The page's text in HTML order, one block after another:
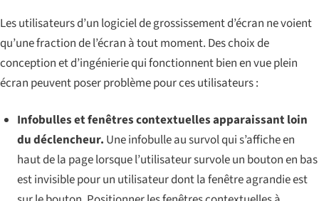
Les utilisateurs d’un logiciel de grossissement d’écran ne voient
qu’une fraction de l’écran à tout moment. Des choix de
conception et d’ingénierie qui fonctionnent bien en vue plein
écran peuvent poser problème pour ces utilisateurs :
Infobulles et fenêtres contextuelles apparaissant loin
du déclencheur. Une infobulle au survol qui s’affiche en
haut de la page lorsque l’utilisateur survole un bouton en bas
est invisible pour un utilisateur dont la fenêtre agrandie est